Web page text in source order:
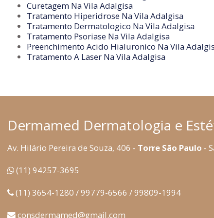
Curetagem Na Vila Adalgisa
Tratamento Hiperidrose Na Vila Adalgisa
Tratamento Dermatologico Na Vila Adalgisa
Tratamento Psoriase Na Vila Adalgisa
Preenchimento Acido Hialuronico Na Vila
Tratamento A Laser Na Vila Adalgisa
Dermamed Dermatologia e
Av. Hilário Pereira de Souza, 406 - Torre São Paulo -
(11) 94257-3695
(11) 3654-1280 / 99779-6566 / 99809-1994
consdermamed@gmail.com